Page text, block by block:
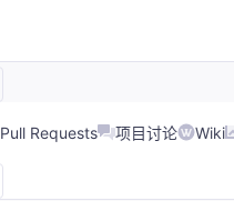
Pull Requests 项目讨论 Wiki